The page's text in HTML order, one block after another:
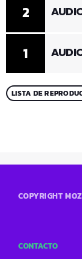
1
2
LISTA DE
COPYRIGHT
CONTACTO